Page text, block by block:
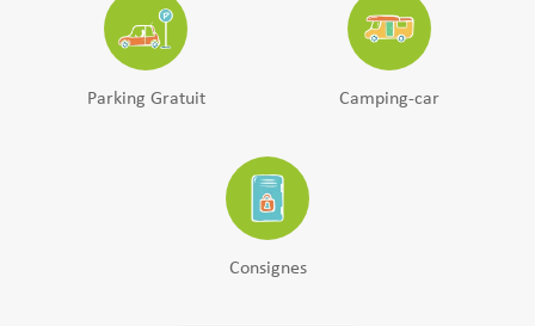
Parking Gratuit Camping-car
Consignes